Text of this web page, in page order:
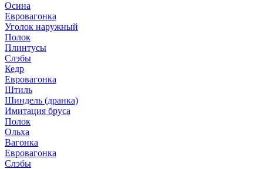
Осина
Евровагонка
Уголок наружный
Полок
Плинтусы
Слэбы
Кедр
Евровагонка
Штиль
Шиндель (дранка)
Имитация бруса
Полок
Ольха
Вагонка
Евровагонка
Слэбы